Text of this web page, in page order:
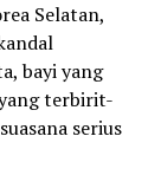
Selatan,
bayi yang
terbirit-
serius